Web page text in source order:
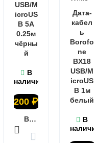
USB/M
icroUS
B 5A
0.25м
чёрны
й
В
наличии
200₽
В КОРЗИНУ
Дата-
кабел
ь
Borofo
ne
BX18
USB/M
icroUS
B 1м
белый
В
наличии